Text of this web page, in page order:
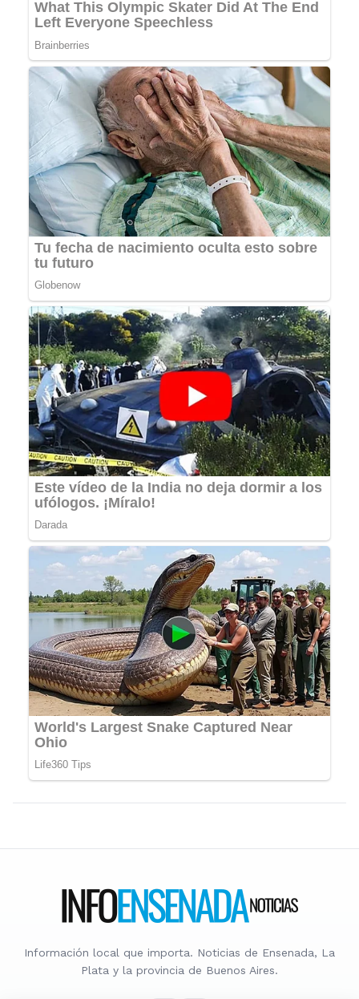
Información local que importa. Noticias de Ensenada, La
Plata y la provincia de Buenos Aires.